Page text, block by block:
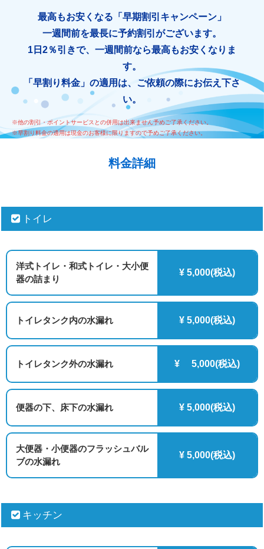
最高もお安くなる「早期割引キャンペーン」
一週間前を最長に予約割引がございます。
1日2％引きで、一週間前なら最高もお安くなりま
す。
「早割り料金」の適用は、ご依頼の際にお伝え下さ
い。
※他の割引・ポイントサービスとの併用は出来ません予めご了承ください。
※早割り料金の適用は現金のお客様に限りますので予めご了承ください。
料金詳細
トイレ
洋式トイレ・和式トイレ・大小便
器の詰まり
¥ 5,000(税込)
トイレタンク内の水漏れ ¥ 5,000(税込)
トイレタンク外の水漏れ ¥ 5,000(税込)
便器の下、床下の水漏れ ¥ 5,000(税込)
大便器・小便器のフラッシュバル
ブの水漏れ
¥ 5,000(税込)
キッチン